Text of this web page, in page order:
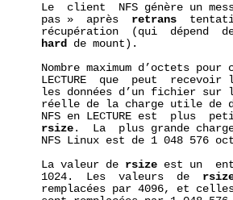
Le  client  NFS génère un
pas »  après
retrans
récupération  (qui  dépend
hard
de mount).
Nombre maximum d’octets pour
LECTURE  que  peut  recevoir
les données d’un fichier sur
réelle de la charge utile de
NFS en LECTURE est  plus
rsize .  La  plus grande
NFS Linux est de 1 048 576
La valeur de
rsize est un
1024.  Les  valeurs  de
remplacées par 4096, et